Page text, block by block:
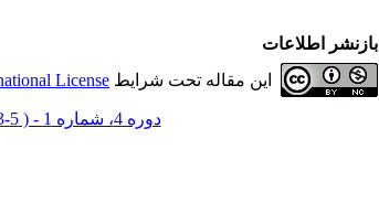
بازنشر اطلاعات
این مقاله تحت شرایط License
دوره 4، شماره 1 - ( 5-1393 )